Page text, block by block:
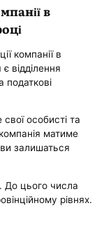
в
компанії в
відділення
податкові
особисті та
матиме
залишаться
До цього числа
рівнях.